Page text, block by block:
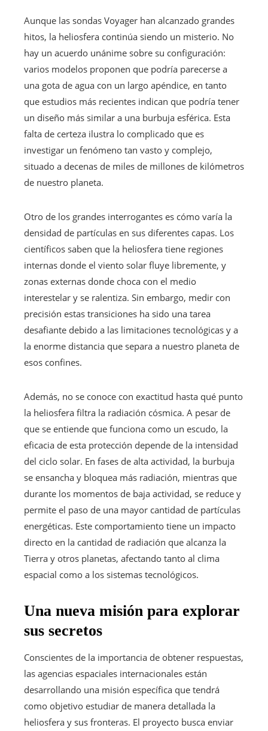
Aunque las sondas Voyager han alcanzado grandes
hitos, la heliosfera continúa siendo un misterio. No
hay un acuerdo unánime sobre su configuración:
varios modelos proponen que podría parecerse a
una gota de agua con un largo apéndice, en tanto
que estudios más recientes indican que podría tener
un diseño más similar a una burbuja esférica. Esta
falta de certeza ilustra lo complicado que es
investigar un fenómeno tan vasto y complejo,
situado a decenas de miles de millones de kilómetros
de nuestro planeta.
Otro de los grandes interrogantes es cómo varía la
densidad de partículas en sus diferentes capas. Los
científicos saben que la heliosfera tiene regiones
internas donde el viento solar fluye libremente, y
zonas externas donde choca con el medio
interestelar y se ralentiza. Sin embargo, medir con
precisión estas transiciones ha sido una tarea
desafiante debido a las limitaciones tecnológicas y a
la enorme distancia que separa a nuestro planeta de
esos confines.
Además, no se conoce con exactitud hasta qué punto
la heliosfera filtra la radiación cósmica. A pesar de
que se entiende que funciona como un escudo, la
eficacia de esta protección depende de la intensidad
del ciclo solar. En fases de alta actividad, la burbuja
se ensancha y bloquea más radiación, mientras que
durante los momentos de baja actividad, se reduce y
permite el paso de una mayor cantidad de partículas
energéticas. Este comportamiento tiene un impacto
directo en la cantidad de radiación que alcanza la
Tierra y otros planetas, afectando tanto al clima
espacial como a los sistemas tecnológicos.
Una nueva misión para explorar
sus secretos
Conscientes de la importancia de obtener respuestas,
las agencias espaciales internacionales están
desarrollando una misión específica que tendrá
como objetivo estudiar de manera detallada la
heliosfera y sus fronteras. El proyecto busca enviar